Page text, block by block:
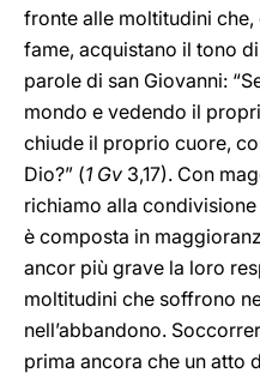
fronte alle moltitudini
fame, acquistano il tono
parole di san Giovanni:
mondo e vedendo il
chiude il proprio cuore,
Dio?” (1 Gv 3,17). Con
richiamo alla
è composta in
ancor più grave la loro
moltitudini che soffrono
nell’abbandono.
prima ancora che un atto